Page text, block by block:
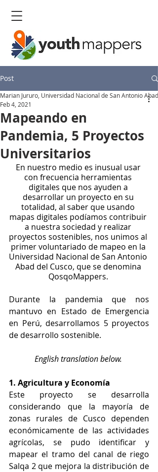
Post
Mapeando en
Pandemia, 5 Proyectos
Universitarios
Marian Jururo, Universidad Nacional de San Antonio Abad
Feb 4, 2021
En nuestro medio es inusual usar
con frecuencia herramientas
digitales que nos ayuden a
desarrollar un proyecto en su
totalidad, al saber que usando
mapas digitales podíamos contribuir
a nuestra sociedad y realizar
proyectos sostenibles, nos unimos al
primer voluntariado de mapeo en la
Universidad Nacional de San Antonio
Abad del Cusco, que se denomina
QosqoMappers.
Durante la pandemia que nos
mantuvo en Estado de Emergencia
en Perú, desarrollamos 5 proyectos
de desarrollo sostenible.
English translation below.
1. Agricultura y Economía
Este proyecto se desarrolla
considerando que la mayoría de
zonas rurales de Cusco dependen
económicamente de las actividades
agrícolas, se pudo identificar y
mapear el tramo del canal de riego
Salqa 2 que mejora la distribución de